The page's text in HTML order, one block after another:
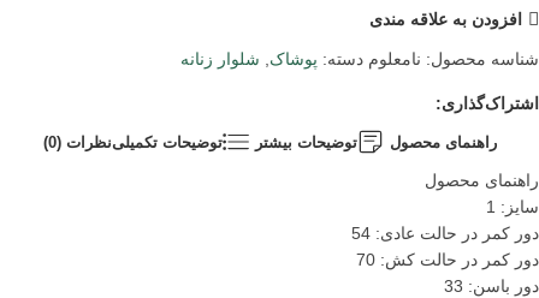
افزودن به علاقه مندی
شناسه محصول: نامعلوم دسته: پوشاک, شلوار زنانه
اشتراک‌گذاری:
راهنمای محصول توضیحات بیشتر توضیحات تکمیلینظرات (0)
راهنمای محصول
سایز: 1
دور کمر در حالت عادی: 54
دور کمر در حالت کش: 70
دور باسن: 33